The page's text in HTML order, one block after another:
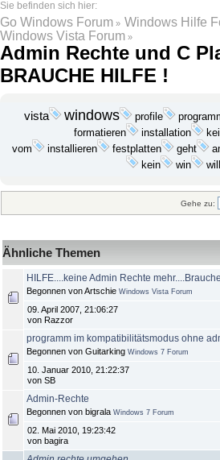
Go Windows Forum » Windows Hilfe
Windows Vista Forum »
Admin Rechte und C
BRAUCHE HILFE !
vista windows profile
formatieren installation
vom
installieren festplatten geht
kein win will
Gehe zu:
Ähnliche Themen
HILFE....keine Admin Rechte
Begonnen von Artschie Windows Vista Forum
09. April 2007, 21:06:27
von Razzor
programm im kompatibilitätsmodus ohne
Begonnen von Guitarking Windows 7 Forum
10. Januar 2010, 21:22:37
von SB
Admin-Rechte
Begonnen von bigrala Windows 7 Forum
02. Mai 2010, 19:23:42
von bagira